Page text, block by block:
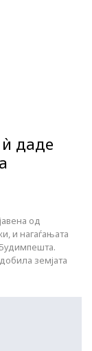
даде
од
и нагаѓањата
земјата